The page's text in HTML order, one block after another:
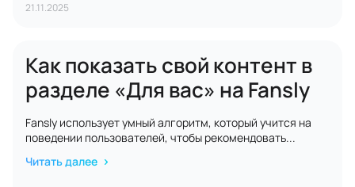
21.11.2025
Как показать свой контент в
разделе «Для вас» на Fansly
Fansly использует умный алгоритм, который учится на
поведении пользователей, чтобы рекомендовать...
Читать далее